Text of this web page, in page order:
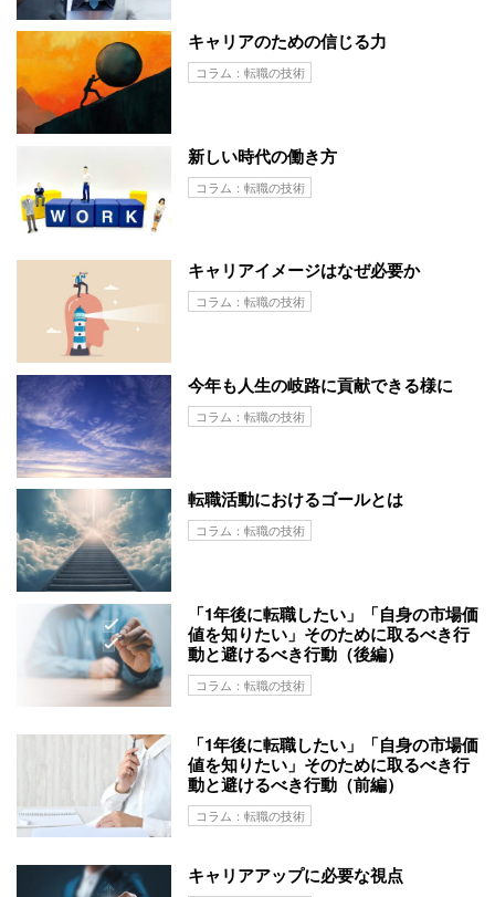
キャリアのための信じる力
コラム：転職の技術
新しい時代の働き方
コラム：転職の技術
キャリアイメージはなぜ必要か
コラム：転職の技術
今年も人生の岐路に貢献できる様に
コラム：転職の技術
転職活動におけるゴールとは
コラム：転職の技術
「1年後に転職したい」「自身の市場価
値を知りたい」そのために取るべき行
動と避けるべき行動（後編）
コラム：転職の技術
「1年後に転職したい」「自身の市場価
値を知りたい」そのために取るべき行
動と避けるべき行動（前編）
コラム：転職の技術
キャリアアップに必要な視点